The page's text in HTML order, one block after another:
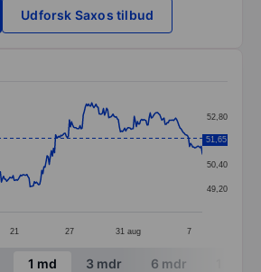
Udforsk Saxos tilbud
data points.
axis displaying categories.
Y axis displaying values. Data
21 27 31 aug 7
49,20
50,40
51,60
52,80
51,65
chart.
1 md 3 mdr 6 mdr